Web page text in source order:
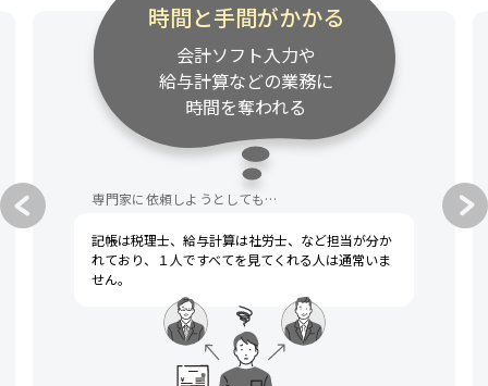
時間と手間がかかる
会計ソフト入力や
給与計算などの業務に
時間を奪われる
専門家に依頼しようとしても…
記帳は税理士、給与計算は社労士、など担当が分か
れており、１人ですべてを見てくれる人は通常いま
せん。